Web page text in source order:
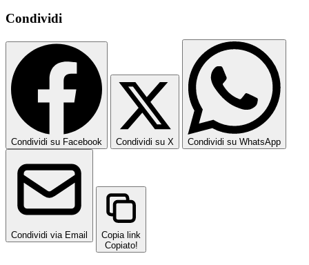
Condividi
Condividi su Facebook Condividi su X Condividi su WhatsApp
Condividi via Email
Copia link
Copiato!